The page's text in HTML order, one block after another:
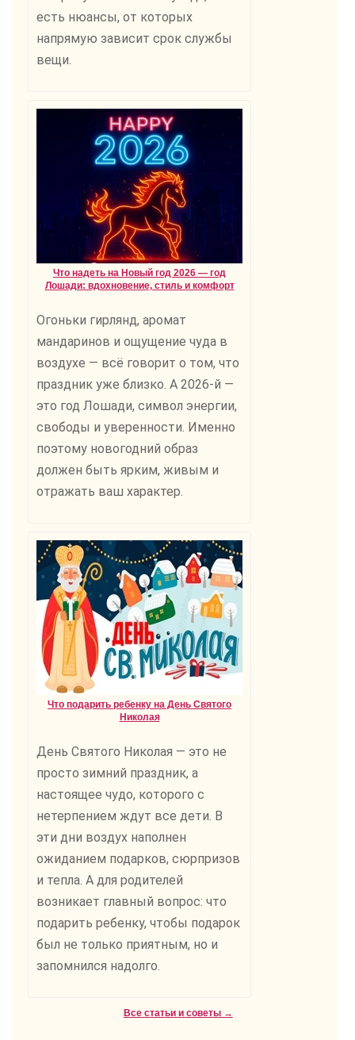
есть нюансы, от которых
напрямую зависит срок службы
вещи.
Что надеть на Новый год 2026 — год
Лошади: вдохновение, стиль и комфорт
Огоньки гирлянд, аромат
мандаринов и ощущение чуда в
воздухе — всё говорит о том, что
праздник уже близко. А 2026-й —
это год Лошади, символ энергии,
свободы и уверенности. Именно
поэтому новогодний образ
должен быть ярким, живым и
отражать ваш характер.
Что подарить ребенку на День Святого
Николая
День Святого Николая — это не
просто зимний праздник, а
настоящее чудо, которого с
нетерпением ждут все дети. В
эти дни воздух наполнен
ожиданием подарков, сюрпризов
и тепла. А для родителей
возникает главный вопрос: что
подарить ребенку, чтобы подарок
был не только приятным, но и
запомнился надолго.
Все статьи и советы →